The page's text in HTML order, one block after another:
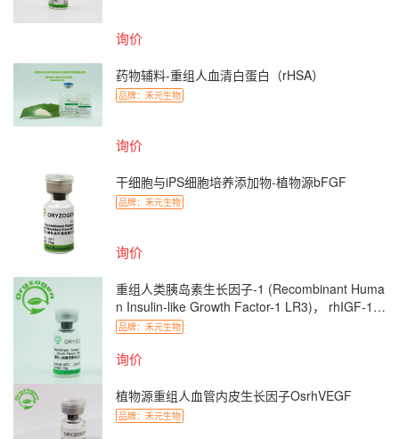
询价
药物辅料-重组人血清白蛋白（rHSA）
品牌： 禾元生物
询价
干细胞与iPS细胞培养添加物-植物源bFGF
品牌： 禾元生物
询价
重组人类胰岛素生长因子-1 (Recombinant Huma
n Insulin-like Growth Factor-1 LR3)， rhIGF-1 L
R3
品牌： 禾元生物
询价
植物源重组人血管内皮生长因子OsrhVEGF
品牌： 禾元生物